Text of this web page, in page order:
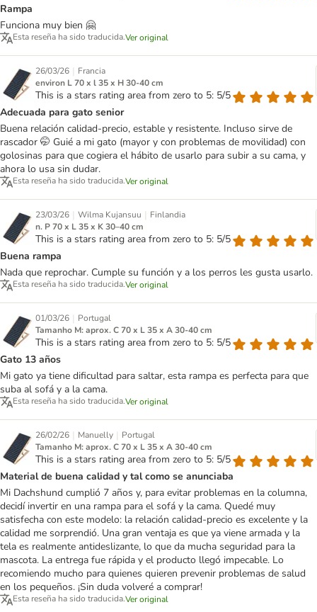
Rampa
Funciona muy bien 🤗
Esta reseña ha sido traducida.Ver original
26/03/26 | Francia
environ L 70 x l 35 x H 30-40 cm
This is a stars rating area from zero to 5: 5/5
Adecuada para gato senior
Buena relación calidad-precio, estable y resistente. Incluso sirve de
rascador 🤭 Guié a mi gato (mayor y con problemas de movilidad) con
golosinas para que cogiera el hábito de usarlo para subir a su cama, y
ahora lo usa sin dudar.
Esta reseña ha sido traducida.Ver original
23/03/26 | Wilma Kujansuu | Finlandia
n. P 70 x L 35 x K 30–40 cm
This is a stars rating area from zero to 5: 5/5
Buena rampa
Nada que reprochar. Cumple su función y a los perros les gusta usarlo.
Esta reseña ha sido traducida.Ver original
01/03/26 | Portugal
Tamanho M: aprox. C 70 x L 35 x A 30-40 cm
This is a stars rating area from zero to 5: 5/5
Gato 13 años
Mi gato ya tiene dificultad para saltar, esta rampa es perfecta para que
suba al sofá y a la cama.
Esta reseña ha sido traducida.Ver original
26/02/26 | Manuelly | Portugal
Tamanho M: aprox. C 70 x L 35 x A 30-40 cm
This is a stars rating area from zero to 5: 5/5
Material de buena calidad y tal como se anunciaba
Mi Dachshund cumplió 7 años y, para evitar problemas en la columna,
decidí invertir en una rampa para el sofá y la cama. Quedé muy
satisfecha con este modelo: la relación calidad-precio es excelente y la
calidad me sorprendió. Una gran ventaja es que ya viene armada y la
tela es realmente antideslizante, lo que da mucha seguridad para la
mascota. La entrega fue rápida y el producto llegó impecable. Lo
recomiendo mucho para quienes quieren prevenir problemas de salud
en los pequeños. ¡Sin duda volveré a comprar!
Esta reseña ha sido traducida.Ver original